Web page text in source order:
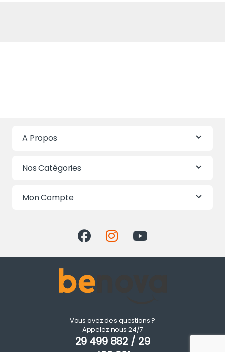
A Propos
Nos Catégories
Mon Compte
Vous avez des questions ?
Appelez nous 24/7
29 499 882 / 29